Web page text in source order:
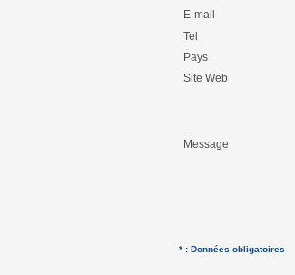
E-mail
Tel
Pays
Site Web
Message
* : Données obligatoires